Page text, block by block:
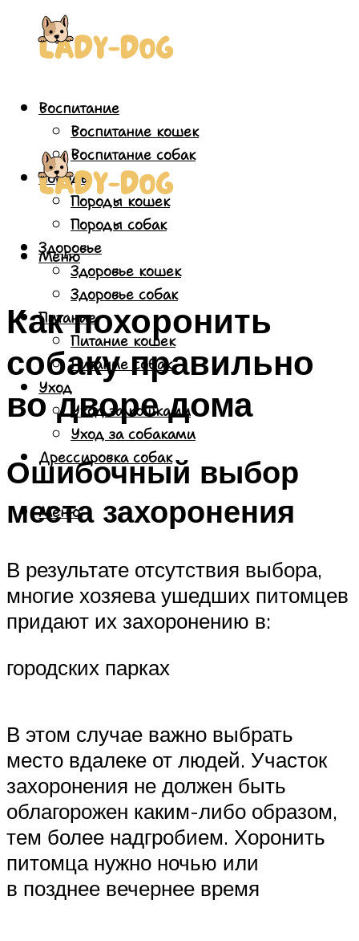
Воспитание
Воспитание кошек
Воспитание собак
Породы
Породы кошек
Породы собак
Здоровье
Здоровье кошек
Здоровье собак
Питание
Питание кошек
Питание собак
Уход
Уход за кошками
Уход за собаками
Дрессировка собак
Меню
Меню
Как похоронить
собаку правильно
во дворе дома
Ошибочный выбор
места захоронения
В результате отсутствия выбора,
многие хозяева ушедших питомцев
придают их захоронению в:
городских парках
В этом случае важно выбрать
место вдалеке от людей. Участок
захоронения не должен быть
облагорожен каким-либо образом,
тем более надгробием. Хоронить
питомца нужно ночью или
в позднее вечернее время